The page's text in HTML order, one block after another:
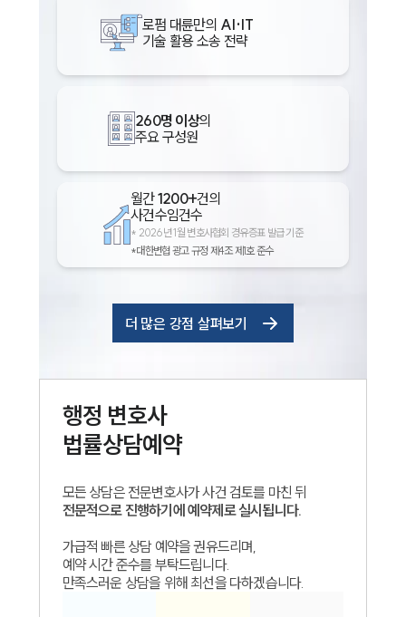
로펌 대륜만의 AI·IT
기술 활용 소송 전략
260명 이상의
주요 구성원
월간1200+건의
사건수임건수
* 2026년 1월 변호사협회 경유증표 발급 기준
*대한변협 광고 규정 제4조 제1호 준수
더 많은 강점 살펴보기
행정 변호사
법률상담예약
모든 상담은 전문변호사가 사건 검토를 마친 뒤
전문적으로 진행하기에 예약제로 실시됩니다.
가급적 빠른 상담 예약을 권유드리며,
예약 시간 준수를 부탁드립니다.
만족스러운 상담을 위해 최선을 다하겠습니다.